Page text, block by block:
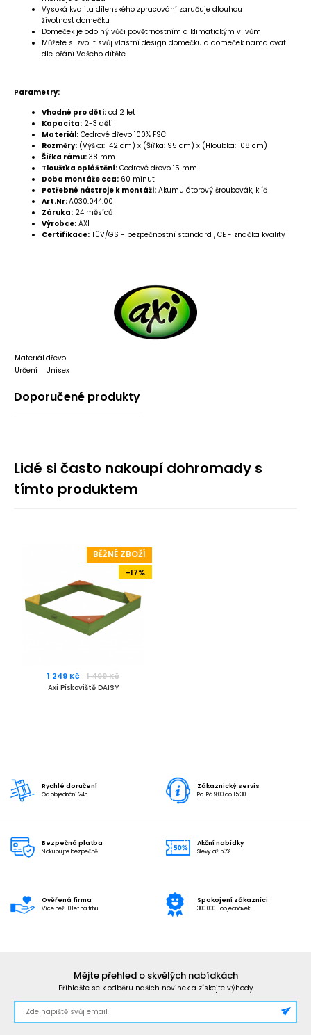
Vysoká kvalita dílenského zpracování zaručuje dlouhou
životnost domečku
Domeček je odolný vůči povětrnostním a klimatickým vlivům
Můžete si zvolit svůj vlastní design domečku a domeček namalovat
dle přání Vašeho dítěte
Parametry:
Vhodné pro děti: od 2 let
Kapacita: 2-3 děti
Materiál: Cedrové dřevo 100% FSC
Rozměry: (Výška: 142 cm) x (Šířka: 95 cm) x (Hloubka: 108 cm)
Šířka rámu: 38 mm
Tloušťka opláštění: Cedrové dřevo 15 mm
Doba montáže cca: 60 minut
Potřebné nástroje k montáži: Akumulátorový šroubovák, klíč
Art.Nr:A030.044.00
Záruka: 24 měsíců
Výrobce: AXI
Certifikace: TÜV/GS - bezpečnostní standard , CE - značka kvality
Materiál dřevo
Určení
Unisex
Doporučené produkty
Lidé si často nakoupí dohromady s
tímto produktem
BĚŽNÉ ZBOŽÍ
-17%
1 249 Kč 1 499 Kč
Axi Pískoviště DAISY
Rychlé doručení
Od objednání 24h
Zákaznický servis
Po-Pá 9:00 do 15:30
Bezpečná platba
Nakupujte bezpečně
Akční nabídky
Slevy až 50%
Ověřená firma
Více než 10 let na trhu
Spokojení zákazníci
300 000+ objednávek
Mějte přehled o skvělých nabídkách
Přihlašte se k odběru našich novinek a získejte výhody